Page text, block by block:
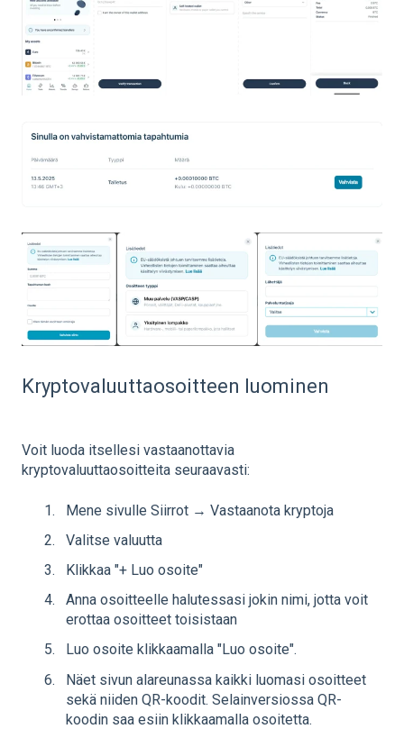
Kryptovaluuttaosoitteen luominen
Voit luoda itsellesi vastaanottavia
kryptovaluuttaosoitteita seuraavasti:
Mene sivulle Siirrot → Vastaanota kryptoja
Valitse valuutta
Klikkaa "+ Luo osoite"
Anna osoitteelle halutessasi jokin nimi, jotta voit
erottaa osoitteet toisistaan
Luo osoite klikkaamalla "Luo osoite".
Näet sivun alareunassa kaikki luomasi osoitteet
sekä niiden QR-koodit. Selainversiossa QR-
koodin saa esiin klikkaamalla osoitetta.